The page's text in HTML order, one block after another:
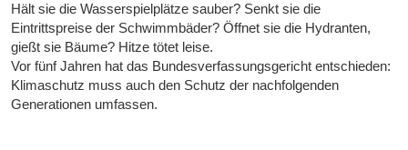
Hält sie die Wasserspielplätze sauber? Senkt sie die
Eintrittspreise der Schwimmbäder? Öffnet sie die Hydranten,
gießt sie Bäume? Hitze tötet leise.
Vor fünf Jahren hat das Bundesverfassungsgericht entschieden:
Klimaschutz muss auch den Schutz der nachfolgenden
Generationen umfassen.